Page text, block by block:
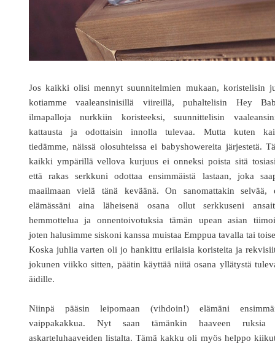
Jos kaikki olisi mennyt suunnitelmien mukaan, koristelisin
kotiamme vaaleansinisillä viireillä, puhaltelisin Hey
ilmapalloja nurkkiin koristeeksi, suunnittelisin
kattausta ja odottaisin innolla tulevaa. Mutta kuten
tiedämme, näissä olosuhteissa ei babyshowereita järjestetä.
kaikki ympärillä vellova kurjuus ei onneksi poista sitä
että rakas serkkuni odottaa ensimmäistä lastaan, joka
maailmaan vielä tänä keväänä. On sanomattakin selvää,
elämässäni aina läheisenä osana ollut serkkuseni
hemmottelua ja onnentoivotuksia tämän upean asian
joten halusimme siskoni kanssa muistaa Emppua tavalla tai
Koska juhlia varten oli jo hankittu erilaisia koristeita ja
jokunen viikko sitten, päätin käyttää niitä osana yllätystä
äidille.
Niinpä pääsin leipomaan (vihdoin!) elämäni
vaippakakkua. Nyt saan tämänkin haaveen
askarteluhaaveiden listalta. Tämä kakku oli myös helppo